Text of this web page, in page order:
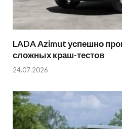
LADA Azimut успешно
сложных краш-тестов
24.07.2026